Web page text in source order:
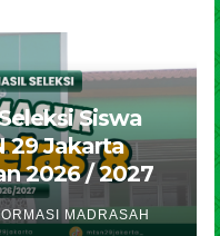
Siswa
29 Jakarta
2026 / 2027
MADRASAH